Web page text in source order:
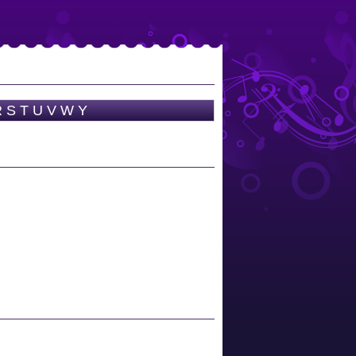
S T U V W Y